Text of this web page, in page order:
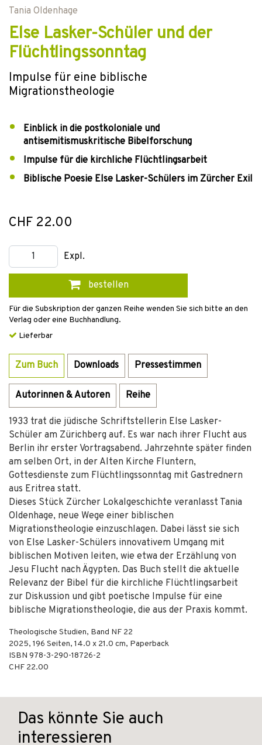
Tania Oldenhage
Else Lasker-Schüler und der
Flüchtlingssonntag
Impulse für eine biblische
Migrationstheologie
Einblick in die postkoloniale und
antisemitismuskritische Bibelforschung
Impulse für die kirchliche Flüchtlingsarbeit
Biblische Poesie Else Lasker-Schülers im Zürcher Exil
CHF 22.00
Expl.
bestellen
Für die Subskription der ganzen Reihe wenden Sie sich bitte an den
Verlag oder eine Buchhandlung.
Lieferbar
Zum Buch Downloads Pressestimmen
Autorinnen & Autoren Reihe
1933 trat die jüdische Schriftstellerin Else Lasker-
Schüler am Zürichberg auf. Es war nach ihrer Flucht aus
Berlin ihr erster Vortragsabend. Jahrzehnte später finden
am selben Ort, in der Alten Kirche Fluntern,
Gottesdienste zum Flüchtlingssonntag mit Gastrednern
aus Eritrea statt.
Dieses Stück Zürcher Lokalgeschichte veranlasst Tania
Oldenhage, neue Wege einer biblischen
Migrationstheologie einzuschlagen. Dabei lässt sie sich
von Else Lasker-Schülers innovativem Umgang mit
biblischen Motiven leiten, wie etwa der Erzählung von
Jesu Flucht nach Ägypten. Das Buch stellt die aktuelle
Relevanz der Bibel für die kirchliche Flüchtlingsarbeit
zur Diskussion und gibt poetische Impulse für eine
biblische Migrationstheologie, die aus der Praxis kommt.
Theologische Studien, Band NF 22
2025, 196 Seiten, 14.0 x 21.0 cm, Paperback
ISBN 978-3-290-18726-2
CHF 22.00
Das könnte Sie auch
interessieren